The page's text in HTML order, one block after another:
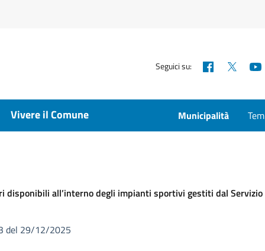
Seguici su: Facebook
Vivere il Comune Municipalità
disponibili all’interno degli impianti sportivi gestiti dal
del 29/12/2025